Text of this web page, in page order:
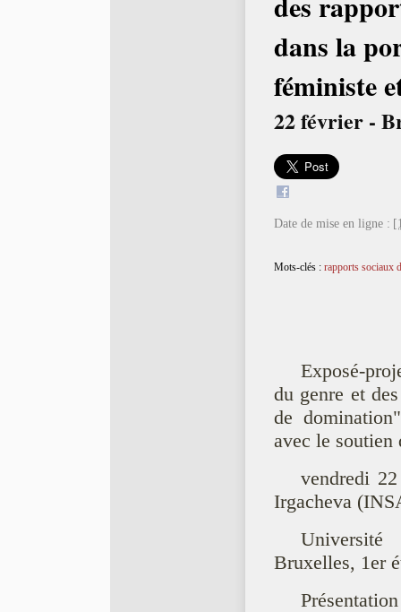
dans la
féministe
22 février -
Date de mise en ligne :
Mots-clés : rapports sociaux
Exposé-
du genre et
de
avec le soutien
vendredi
Irgacheva
Bruxelles, 1er